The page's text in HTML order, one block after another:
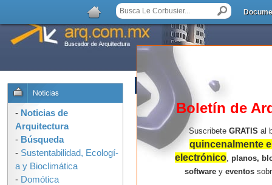
AGREGAR COMENTARIO
Boletín de
Suscribete GRATIS al
quincenalmente
electrónico, planos,
softwarey eventos
- Noticias de
Arquitectura
- Búsqueda
- Sustentabilidad, Ecologí­
a y Bioclimática
- Domótica